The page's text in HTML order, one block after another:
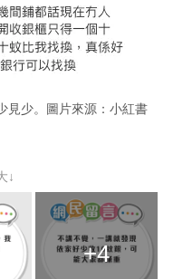
見少。圖片來源：小紅書
↓
+4